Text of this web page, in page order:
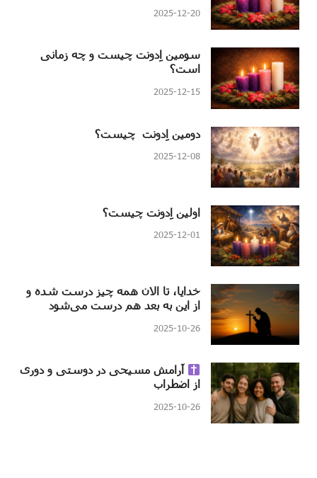
2025-12-20
سومین اِدونت چیست و چه زمانی
است؟
2025-12-15
دومین اِدونت چیست؟
2025-12-08
اولین اِدونت چیست؟
2025-12-01
خدایا، تا الان همه چیز درست شده و
از این به بعد هم درست می‌شود
2025-10-26
آرامش مسیحی در دوستی و دوری
از اضطراب
2025-10-26